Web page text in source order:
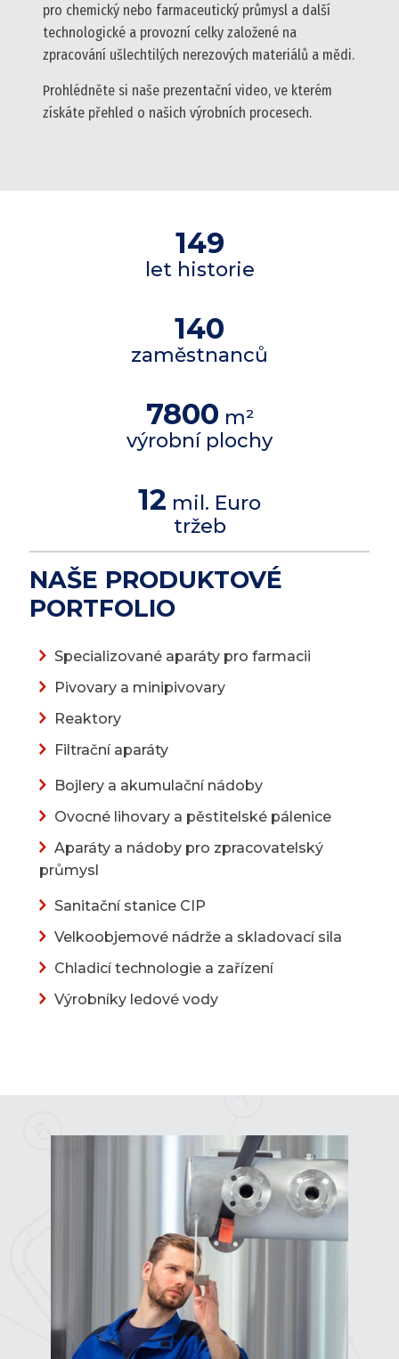
pro chemický nebo farmaceutický průmysl a další
technologické a provozní celky založené na
zpracování ušlechtilých nerezových materiálů a mědi.
Prohlédněte si naše prezentační video, ve kterém
získáte přehled o našich výrobních procesech.
149
let historie
140
zaměstnanců
7800 m²
výrobní plochy
12 mil. Euro
tržeb
NAŠE PRODUKTOVÉ
PORTFOLIO
Specializované aparáty pro farmacii
Pivovarya minipivovary
Reaktory
Filtrační aparáty
Bojlerya akumulační nádoby
Ovocné lihovary a pěstitelské pálenice
Aparáty a nádoby pro zpracovatelský
průmysl
Sanitační stanice CIP
Velkoobjemové nádržea skladovací sila
Chladicí technologie a zařízení
Výrobníky ledové vody